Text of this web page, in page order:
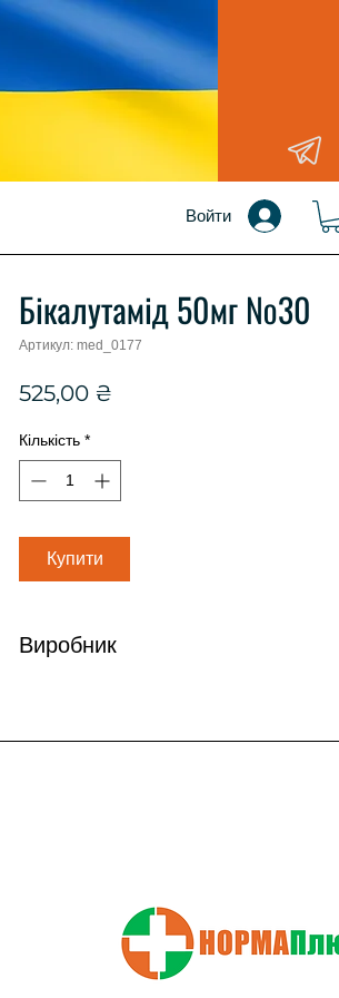
Войти
Бікалутамід 50мг №30
Артикул: med_0177
525,00 ₴
Кількість *
Купити
Виробник